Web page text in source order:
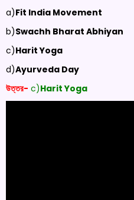
a)Fit India Movement
b)Swachh Bharat Abhiyan
c)Harit Yoga
d)Ayurveda Day
উত্তর- c)Harit Yoga